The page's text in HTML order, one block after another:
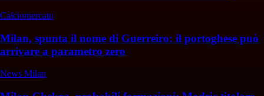
Calciomercato
Milan, spunta il nome di Guerreiro: il portoghese può
arrivare a parametro zero
News Milan